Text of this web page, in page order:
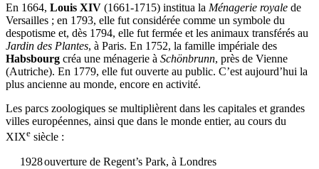
En 1664, Louis XIV (1661-1715) institua la Ménagerie royale de
Versailles ; en 1793, elle fut considérée comme un symbole du
despotisme et, dès 1794, elle fut fermée et les animaux transférés au
Jardin des Plantes, à Paris. En 1752, la famille impériale des
Habsbourg créa une ménagerie à Schönbrunn, près de Vienne
(Autriche). En 1779, elle fut ouverte au public. C’est aujourd’hui la
plus ancienne au monde, encore en activité.
Les parcs zoologiques se multiplièrent dans les capitales et grandes
villes européennes, ainsi que dans le monde entier, au cours du
XIXe siècle :
1928ouverture de Regent’s Park, à Londres